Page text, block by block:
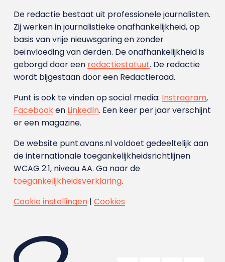
De redactie bestaat uit professionele journalisten.
Zij werken in journalistieke onafhankelijkheid, op
basis van vrije nieuwsgaring en zonder
beïnvloeding van derden. De onafhankelijkheid is
geborgd door een redactiestatuut. De redactie
wordt bijgestaan door een Redactieraad.
Punt is ook te vinden op social media: Instragram,
Facebooken LinkedIn. Een keer per jaar verschijnt
er een magazine.
De website punt.avans.nl voldoet gedeeltelijk aan
de internationale toegankelijkheidsrichtlijnen
WCAG 2.1, niveau AA. Ga naar de
toegankelijkheidsverklaring.
Cookie instellingen| Cookies